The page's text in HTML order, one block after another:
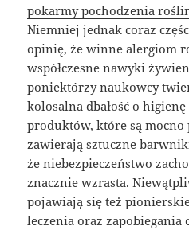
pokarmy pochodzenia
Niemniej jednak coraz
opinię, że winne alergiom
współczesne nawyki
poniektórzy naukowcy
kolosalna dbałość o
produktów, które są
zawierają sztuczne
że niebezpieczeństwo
znacznie wzrasta.
pojawiają się też
leczenia oraz zapobiegania